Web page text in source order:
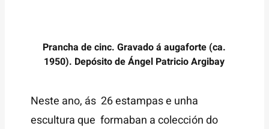
Prancha de cinc. Gravado á augaforte (ca.
1950). Depósito de Ángel Patricio Argibay
Neste ano, ás 26 estampas e unha
escultura que formaban a colección do